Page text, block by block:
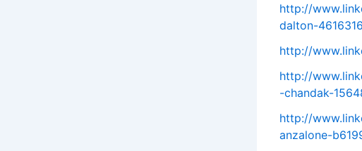
http://
dalton-4616316
http://
http://
-chandak-
http://
anzalone-